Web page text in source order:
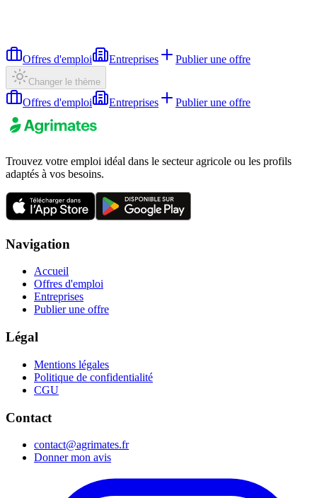
Offres d'emploi Entreprises Publier une offre
Changer le thème
Offres d'emploi Entreprises Publier une offre
Trouvez votre emploi idéal dans le secteur agricole ou les profils
adaptés à vos besoins.
Navigation
Accueil
Offres d'emploi
Entreprises
Publier une offre
Légal
Mentions légales
Politique de confidentialité
CGU
Contact
contact@agrimates.fr
Donner mon avis